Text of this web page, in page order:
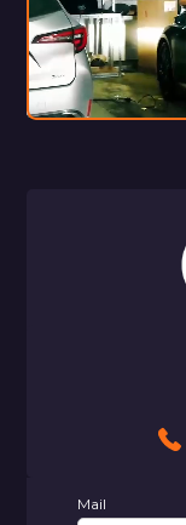
Mail